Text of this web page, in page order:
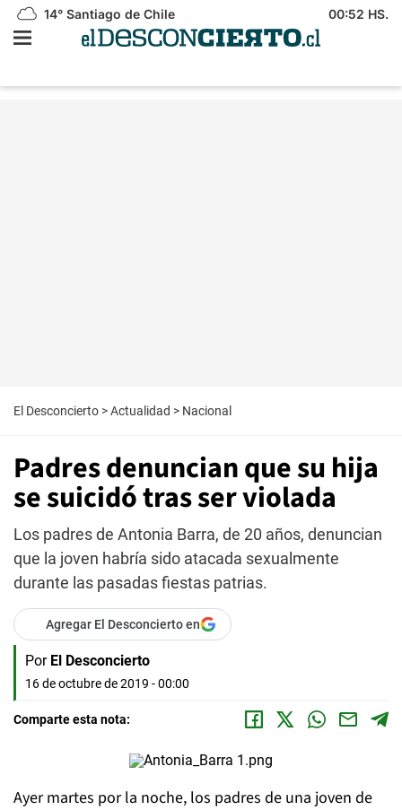
14° Santiago de Chile 00:52 HS.
El Desconcierto >Actualidad > Nacional
Padres denuncian que su hija
se suicidó tras ser violada
Los padres de Antonia Barra, de 20 años, denuncian
que la joven habría sido atacada sexualmente
durante las pasadas fiestas patrias.
Agregar El Desconcierto en
Por El Desconcierto
16 de octubre de 2019 - 00:00
Comparte esta nota:
Ayer martes por la noche, los padres de una joven de